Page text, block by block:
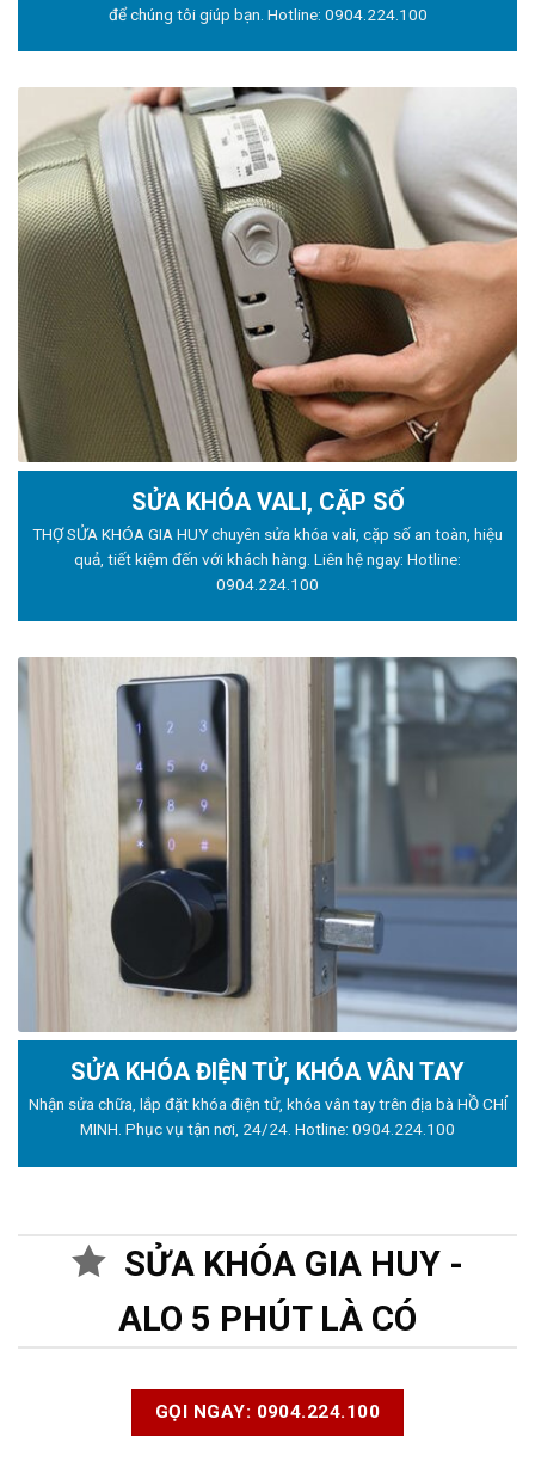
để chúng tôi giúp bạn. Hotline: 0904.224.100
SỬA KHÓA VALI, CẶP SỐ
THỢ SỬA KHÓA GIA HUY chuyên sửa khóa vali, cặp số an toàn, hiệu
quả, tiết kiệm đến với khách hàng. Liên hệ ngay: Hotline:
0904.224.100
SỬA KHÓA ĐIỆN TỬ, KHÓA VÂN TAY
Nhận sửa chữa, lắp đặt khóa điện tử, khóa vân tay trên địa bà HỒ CHÍ
MINH. Phục vụ tận nơi, 24/24. Hotline: 0904.224.100
SỬA KHÓA GIA HUY -
ALO 5 PHÚT LÀ CÓ
GỌI NGAY: 0904.224.100